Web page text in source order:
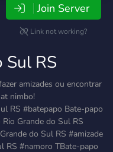
Join Server
Link not working?
Sul RS
amizades ou encontrar
nimbo!
RS #batepapo Bate-papo
Grande do Sul RS
do Sul RS #amizade
RS #namoro TBate-papo